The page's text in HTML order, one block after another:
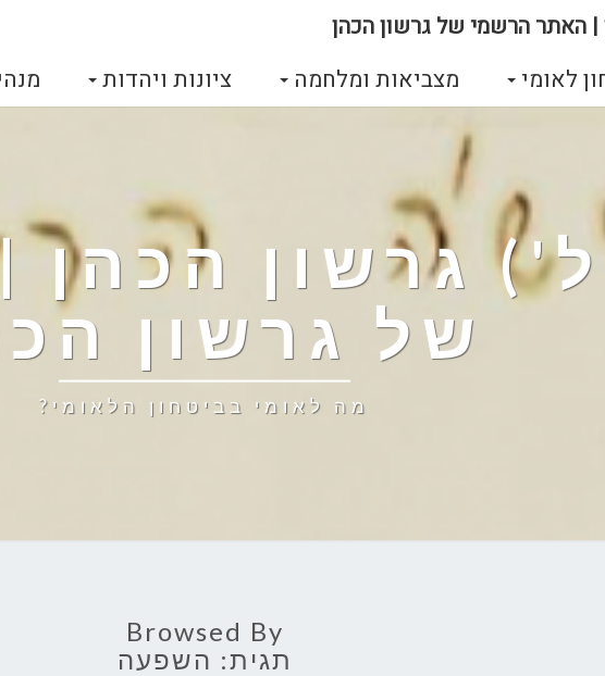
| האתר הרשמי של גרשון הכהן
לאומי מצביאות ומלחמה ציונות ויהדות
גרשון
של גרשון
מה לאומי בביטחון הלאומי?
Browsed By
תגית: השפעה